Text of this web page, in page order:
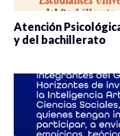
Atención
y del bachillerato